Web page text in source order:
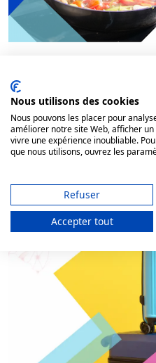
Nous utilisons des cookies
Nous pouvons les placer pour
améliorer notre site Web, afficher
vivre une expérience inoubliable.
que nous utilisons, ouvrez les
Refuser
Accepter tout